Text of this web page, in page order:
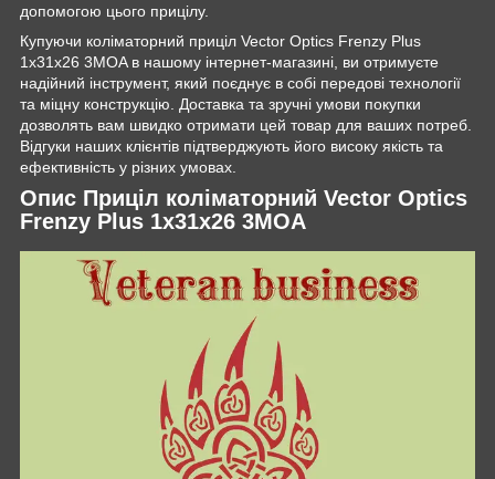
допомогою цього прицілу.
Купуючи коліматорний приціл Vector Optics Frenzy Plus
1x31x26 3MOA в нашому інтернет-магазині, ви отримуєте
надійний інструмент, який поєднує в собі передові технології
та міцну конструкцію. Доставка та зручні умови покупки
дозволять вам швидко отримати цей товар для ваших потреб.
Відгуки наших клієнтів підтверджують його високу якість та
ефективність у різних умовах.
Опис Приціл коліматорний Vector Optics
Frenzy Plus 1x31x26 3MOA